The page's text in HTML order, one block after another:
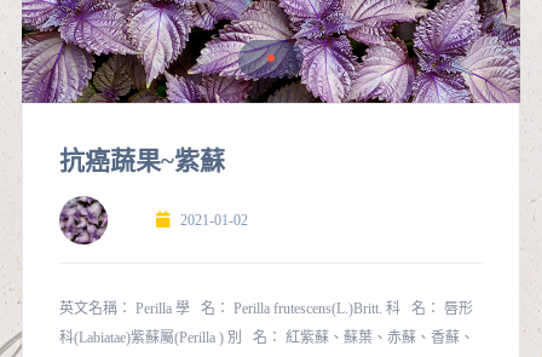
抗癌蔬果~紫蘇
2021-01-02
英文名稱： Perilla 學 名： Perilla frutescens(L.)Britt. 科 名： 唇形
科(Labiatae)紫蘇屬(Perilla ) 別 名： 紅紫蘇、蘇葉、赤蘇、香蘇、